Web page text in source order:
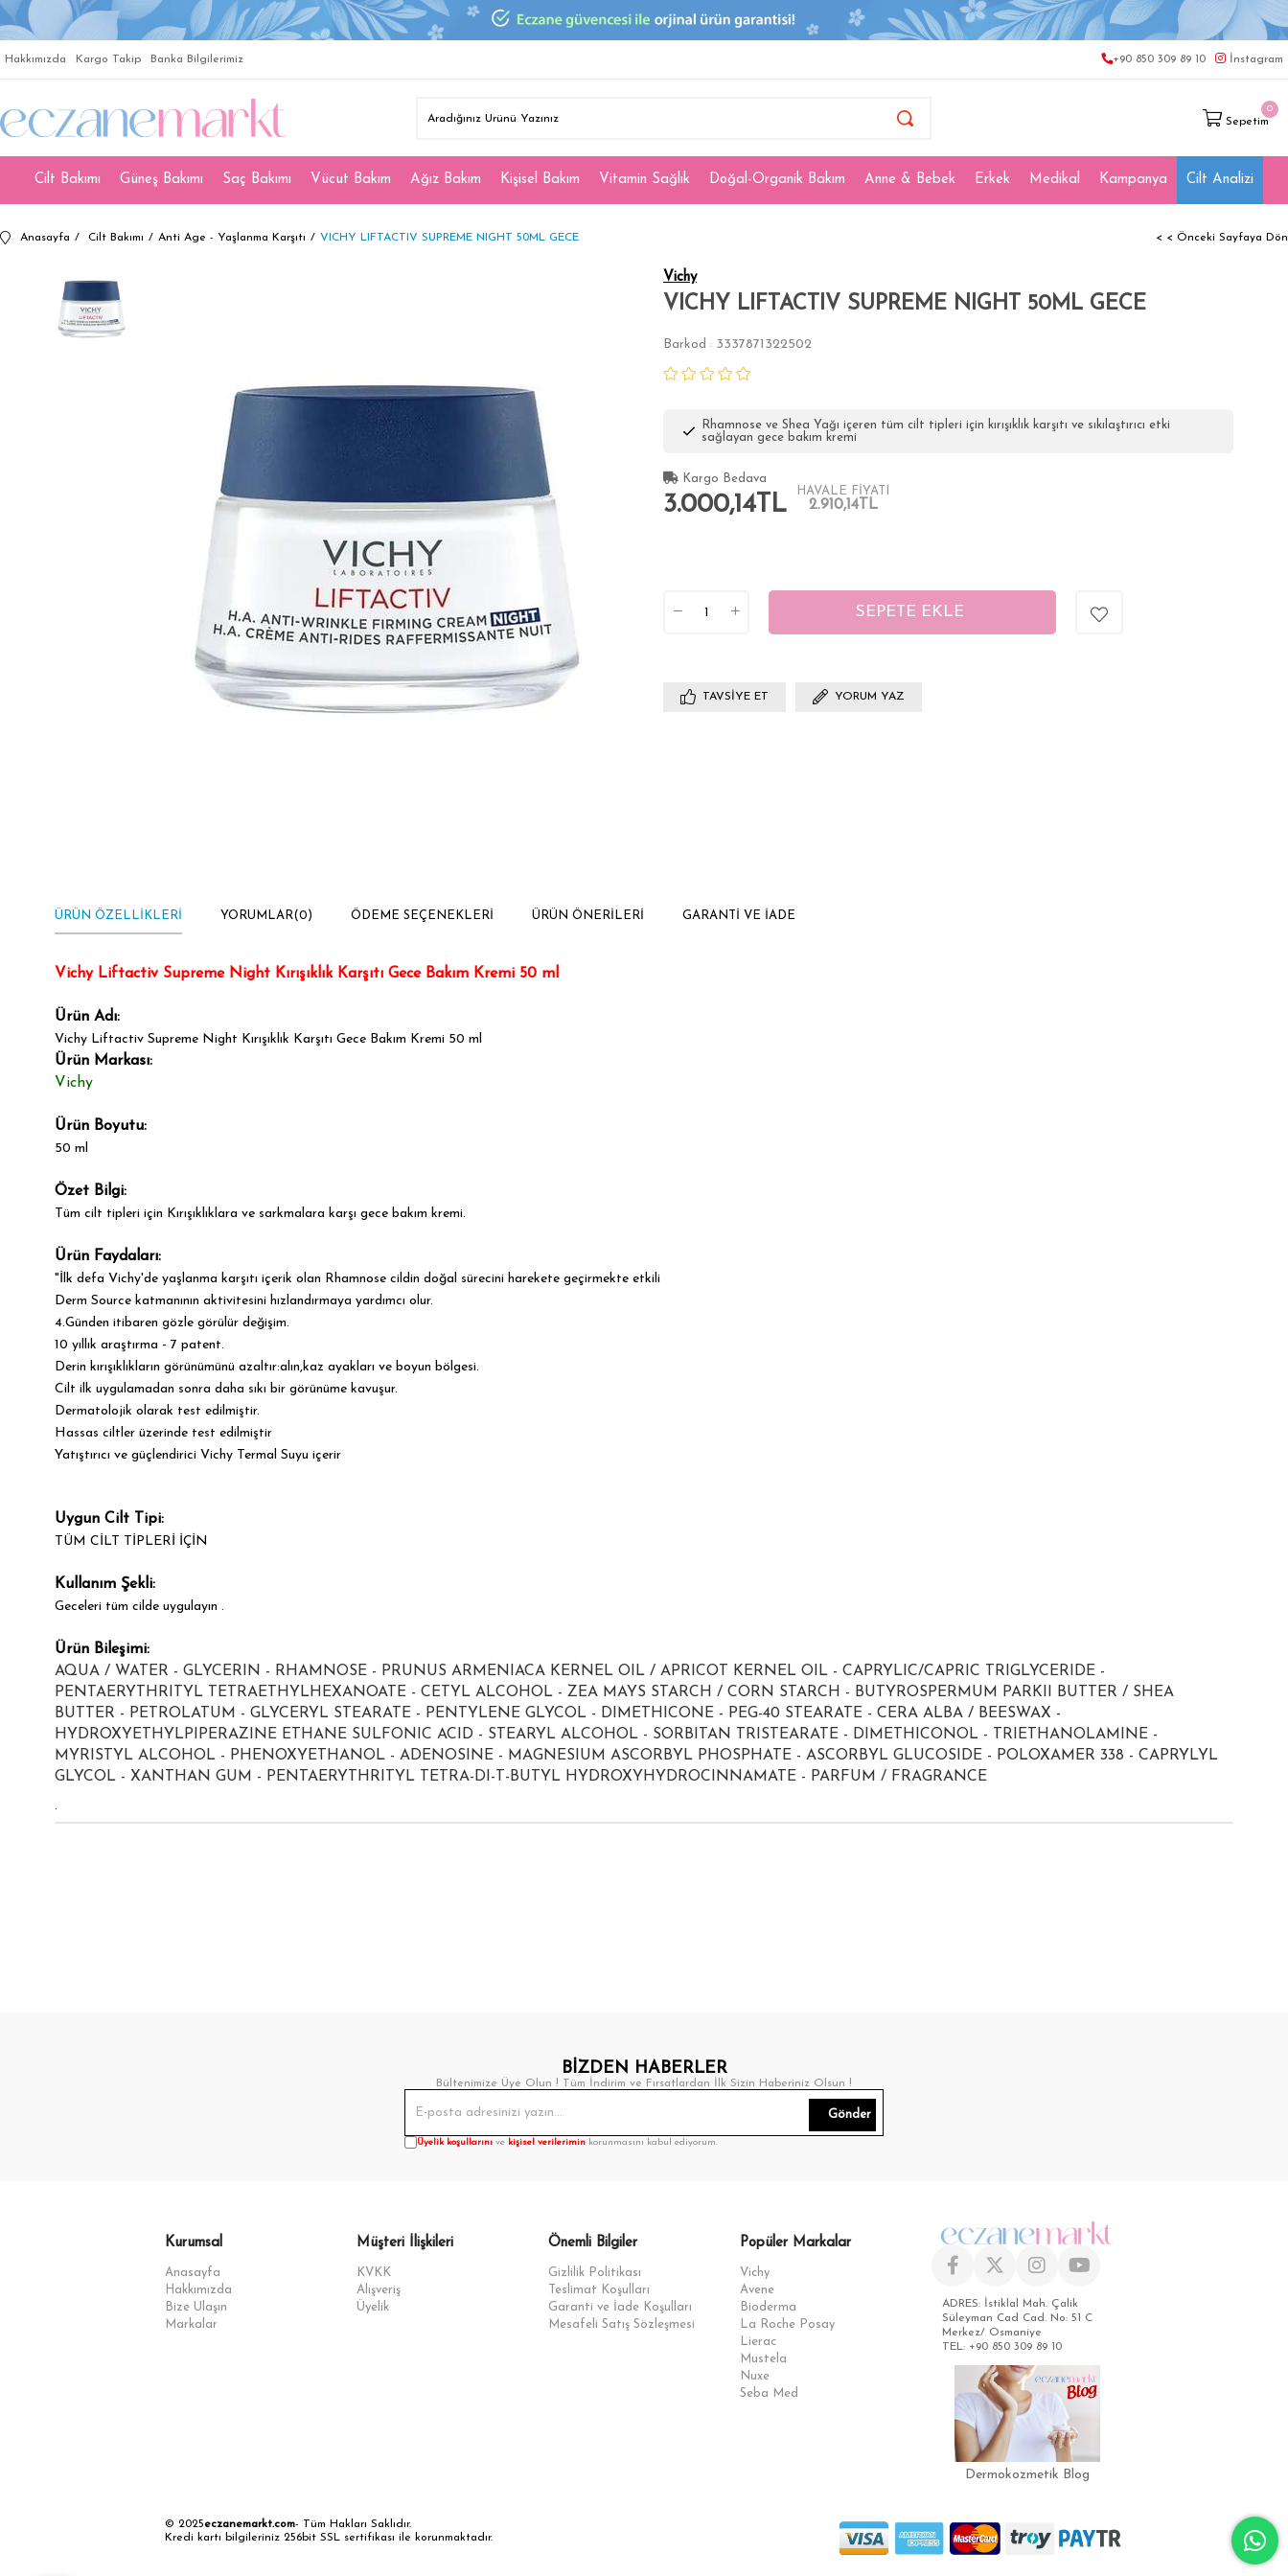
Hakkımızda Kargo Takip Banka Bilgilerimiz +90 850 309 89 10 İnstagram
Sepetim
0
Cilt Bakımı Güneş Bakımı Saç Bakımı Vücut Bakım Ağız Bakım Kişisel Bakım Vitamin Sağlık Doğal-Organik Bakım Anne & Bebek Erkek Medikal Kampanya Cilt Analizi
Anasayfa Cilt Bakımı Anti Age - Yaşlanma Karşıtı VICHY LIFTACTIV SUPREME NIGHT 50ML GECE < < Önceki Sayfaya Dön
Vichy
VICHY LIFTACTIV SUPREME NIGHT 50ML GECE
Barkod : 3337871322502
Rhamnose ve Shea Yağı içeren tüm cilt tipleri için kırışıklık karşıtı ve sıkılaştırıcı etki
sağlayan gece bakım kremi
Kargo Bedava
3.000,14TL
HAVALE FİYATI
2.910,14TL
TAVSIYE ET YORUM YAZ
ÜRÜN ÖZELLIKLERI YORUMLAR(0) ÖDEME SEÇENEKLERI ÜRÜN ÖNERILERI GARANTI VE İADE
Vichy Liftactiv Supreme Night Kırışıklık Karşıtı Gece Bakım Kremi 50 ml
Ürün Adı:
Vichy Liftactiv Supreme Night Kırışıklık Karşıtı Gece Bakım Kremi 50 ml
Ürün Markası:
Vichy
Ürün Boyutu:
50 ml
Özet Bilgi:
Tüm cilt tipleri için Kırışıklıklara ve sarkmalara karşı gece bakım kremi.
Ürün Faydaları:
"İlk defa Vichy'de yaşlanma karşıtı içerik olan Rhamnose cildin doğal sürecini harekete geçirmekte etkili
Derm Source katmanının aktivitesini hızlandırmaya yardımcı olur.
4.Günden itibaren gözle görülür değişim.
10 yıllık araştırma - 7 patent.
Derin kırışıklıkların görünümünü azaltır:alın,kaz ayakları ve boyun bölgesi.
Cilt ilk uygulamadan sonra daha sıkı bir görünüme kavuşur.
Dermatolojik olarak test edilmiştir.
Hassas ciltler üzerinde test edilmiştir
Yatıştırıcı ve güçlendirici Vichy Termal Suyu içerir
Uygun Cilt Tipi:
TÜM CİLT TİPLERİ İÇİN
Kullanım Şekli:
Geceleri tüm cilde uygulayın .
Ürün Bileşimi:
AQUA / WATER - GLYCERIN - RHAMNOSE - PRUNUS ARMENIACA KERNEL OIL / APRICOT KERNEL OIL - CAPRYLIC/CAPRIC TRIGLYCERIDE -
PENTAERYTHRITYL TETRAETHYLHEXANOATE - CETYL ALCOHOL - ZEA MAYS STARCH / CORN STARCH - BUTYROSPERMUM PARKII BUTTER / SHEA
BUTTER - PETROLATUM - GLYCERYL STEARATE - PENTYLENE GLYCOL - DIMETHICONE - PEG-40 STEARATE - CERA ALBA / BEESWAX -
HYDROXYETHYLPIPERAZINE ETHANE SULFONIC ACID - STEARYL ALCOHOL - SORBITAN TRISTEARATE - DIMETHICONOL - TRIETHANOLAMINE -
MYRISTYL ALCOHOL - PHENOXYETHANOL - ADENOSINE - MAGNESIUM ASCORBYL PHOSPHATE - ASCORBYL GLUCOSIDE - POLOXAMER 338 - CAPRYLYL
GLYCOL - XANTHAN GUM - PENTAERYTHRITYL TETRA-DI-T-BUTYL HYDROXYHYDROCINNAMATE - PARFUM / FRAGRANCE
.
BİZDEN HABERLER
Bültenimize Üye Olun ! Tüm İndirim ve Fırsatlardan İlk Sizin Haberiniz Olsun !
Gönder
Üyelik koşullarını ve kişisel verilerimin korunmasını kabul ediyorum.
Kurumsal
Anasayfa
Hakkımızda
Bize Ulaşın
Markalar
Müşteri İlişkileri
KVKK
Alışveriş
Üyelik
Önemli Bilgiler
Gizlilik Politikası
Teslimat Koşulları
Garanti ve İade Koşulları
Mesafeli Satış Sözleşmesi
Popüler Markalar
Vichy
Avene
Bioderma
La Roche Posay
Lierac
Mustela
Nuxe
Seba Med
ADRES: İstiklal Mah. Çalik
Süleyman Cad Cad. No: 51 C
Merkez/ Osmaniye
TEL: +90 850 309 89 10
Dermokozmetik Blog
© 2025eczanemarkt.com- Tüm Hakları Saklıdır.
Kredi kartı bilgileriniz 256bit SSL sertifikası ile korunmaktadır.